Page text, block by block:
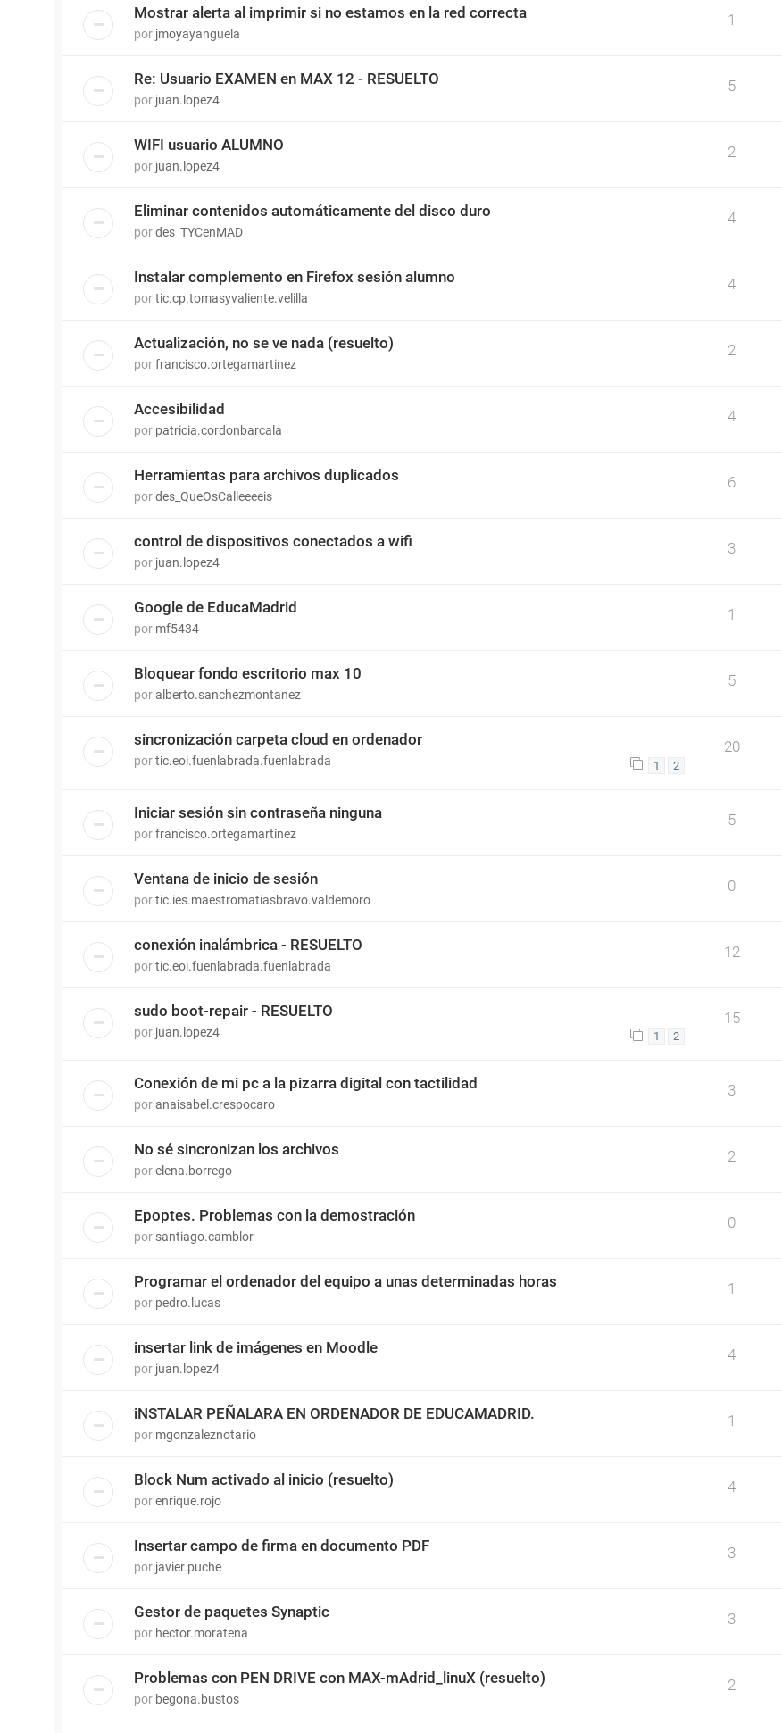
Mostrar alerta al imprimir si no estamos en la red correcta
por jmoyayanguela
1
Re: Usuario EXAMEN en MAX 12 - RESUELTO
por juan.lopez4
5
WIFI usuario ALUMNO
por juan.lopez4
2
Eliminar contenidos automáticamente del disco duro
pordes_TYCenMAD
4
Instalar complemento en Firefox sesión alumno
portic.cp.tomasyvaliente.velilla
4
Actualización, no se ve nada (resuelto)
porfrancisco.ortegamartinez
2
Accesibilidad
por patricia.cordonbarcala
4
Herramientas para archivos duplicados
pordes_QueOsCalleeeeis
6
control de dispositivos conectados a wifi
por juan.lopez4
3
Google de EducaMadrid
por mf5434
1
Bloquear fondo escritorio max 10
poralberto.sanchezmontanez
5
sincronización carpeta cloud en ordenador
portic.eoi.fuenlabrada.fuenlabrada 1 2
20
Iniciar sesión sin contraseña ninguna
porfrancisco.ortegamartinez
5
Ventana de inicio de sesión
portic.ies.maestromatiasbravo.valdemoro
0
conexión inalámbrica - RESUELTO
portic.eoi.fuenlabrada.fuenlabrada
12
sudo boot-repair - RESUELTO
por juan.lopez4 1 2
15
Conexión de mi pc a la pizarra digital con tactilidad
poranaisabel.crespocaro
3
No sé sincronizan los archivos
porelena.borrego
2
Epoptes. Problemas con la demostración
por santiago.camblor
0
Programar el ordenador del equipo a unas determinadas horas
por pedro.lucas
1
insertar link de imágenes en Moodle
por juan.lopez4
4
iNSTALAR PEÑALARA EN ORDENADOR DE EDUCAMADRID.
por mgonzaleznotario
1
Block Num activado al inicio (resuelto)
porenrique.rojo
4
Insertar campo de firma en documento PDF
por javier.puche
3
Gestor de paquetes Synaptic
por hector.moratena
3
Problemas con PEN DRIVE con MAX-mAdrid_linuX (resuelto)
por begona.bustos
2